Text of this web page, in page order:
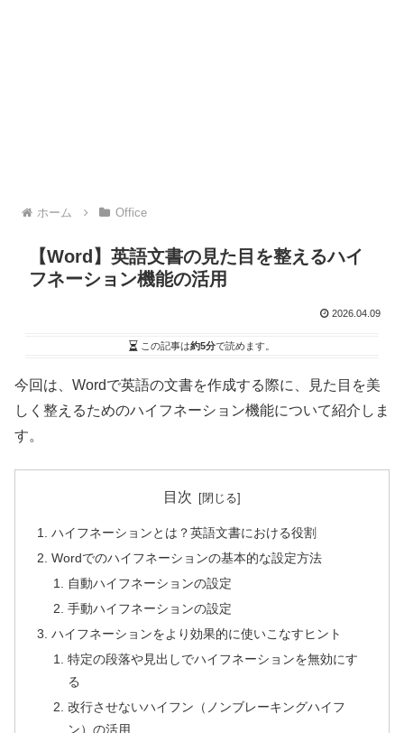
ホーム Office
【Word】英語文書の見た目を整えるハイ
フネーション機能の活用
2026.04.09
この記事は約5分で読めます。
今回は、Wordで英語の文書を作成する際に、見た目を美
しく整えるためのハイフネーション機能について紹介しま
す。
目次
ハイフネーションとは？英語文書における役割
Wordでのハイフネーションの基本的な設定方法
自動ハイフネーションの設定
手動ハイフネーションの設定
ハイフネーションをより効果的に使いこなすヒント
特定の段落や見出しでハイフネーションを無効にす
る
改行させないハイフン（ノンブレーキングハイフ
ン）の活用